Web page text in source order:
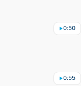
0:50
0:55